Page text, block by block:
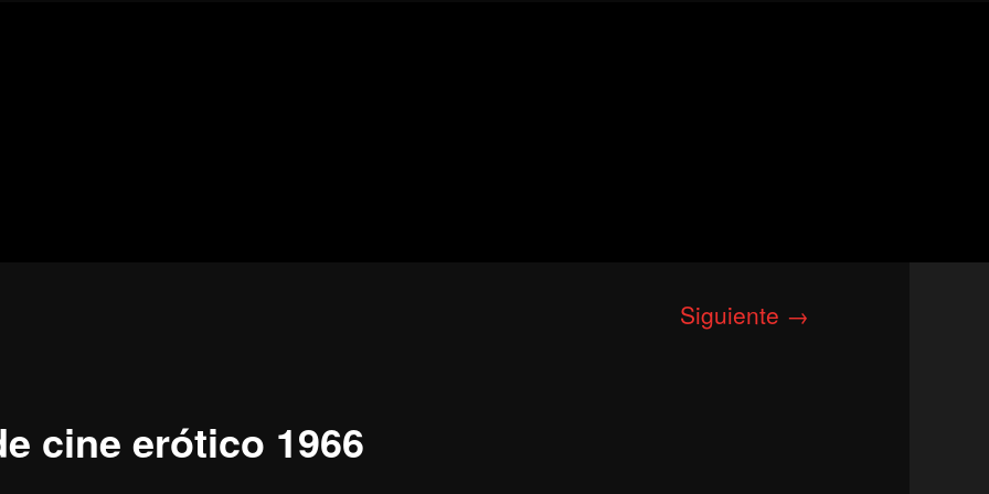
Siguiente →
cine erótico 1966